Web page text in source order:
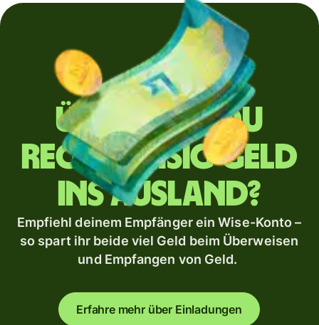
Überweist du
regelmäßig Geld
ins Ausland?
Empfiehl deinem Empfänger ein Wise-Konto –
so spart ihr beide viel Geld beim Überweisen
und Empfangen von Geld.
Erfahre mehr über Einladungen